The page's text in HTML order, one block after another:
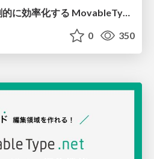
サイト制作・運用を劇的に効率化する MovableType.net の便利機能の話
0 350